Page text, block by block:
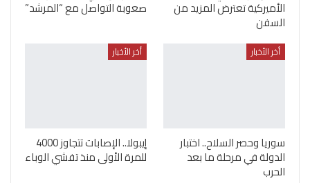
الأميركية تعترض المزيد من
السفن
صعوبة التواصل مع “المرشد”
أخر الأخبار
سوريا وحصر السلاح.. اختبار
الدولة في مرحلة ما بعد
الحرب
أخر الأخبار
إيبولا.. الإصابات تتجاوز 4000
للمرة الأولى منذ تفشي الوباء